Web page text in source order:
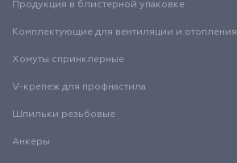
Продукция в блистерной упаковке
Комплектующие для вентиляции и отопления
Хомуты спринклерные
V-крепеж для профнастила
Шпильки резьбовые
Анкеры